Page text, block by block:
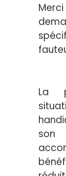
La
son